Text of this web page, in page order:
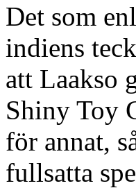
Det som
indiens
att Laakso
Shiny Toy
för annat,
fullsatta